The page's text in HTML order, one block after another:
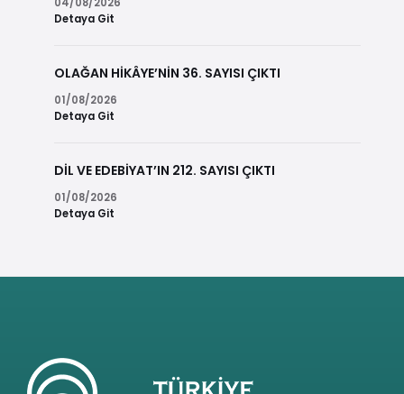
Detaya Git
OLAĞAN HİKÂYE’NİN 36. SAYISI ÇIKTI
01/08/2026
Detaya Git
DİL VE EDEBİYAT’IN 212. SAYISI ÇIKTI
01/08/2026
Detaya Git